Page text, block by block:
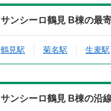
サンシーロ鶴見 B棟の最
鶴見駅 菊名駅 生麦駅
サンシーロ鶴見 B棟の沿